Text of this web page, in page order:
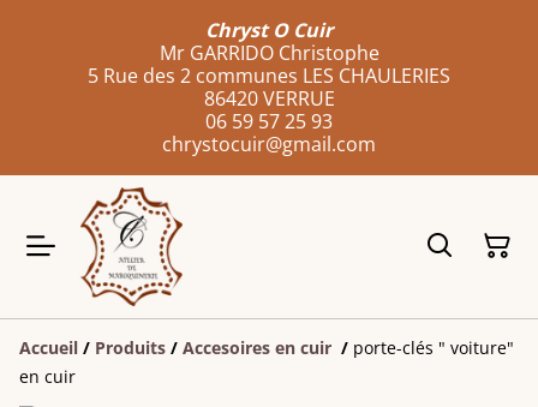
Chryst O Cuir
Mr GARRIDO Christophe
5 Rue des 2 communes LES CHAULERIES
86420 VERRUE
06 59 57 25 93
chrystocuir@gmail.com
Accueil / Produits / Accesoires en cuir / porte-clés " voiture"
en cuir